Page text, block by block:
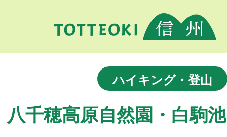
ハイキング・登山
八千穂高原自然園・白駒